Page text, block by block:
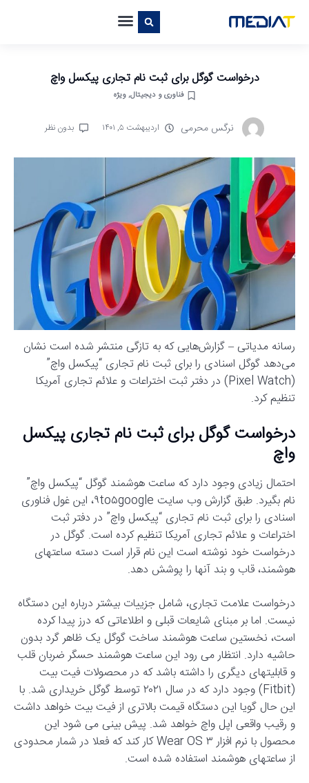
درخواست گوگل برای ثبت نام تجاری پیکسل واچ
فناوری و دیجیتال,ویژه
نرگس محرمی اردیبهشت ۵, ۱۴۰۱ بدون نظر
رسانه مدیاتی – گزارش‌هایی که به تازگی منتشر شده است نشان
می‌دهد گوگل اسنادی را برای ثبت نام تجاری “پیکسل واچ”
(Pixel Watch) در دفتر ثبت اختراعات و علائم تجاری آمریکا
تنظیم کرد.
درخواست گوگل برای ثبت نام تجاری پیکسل
واچ
احتمال زیادی وجود دارد که ساعت هوشمند گوگل “پیکسل واچ”
نام بگیرد. طبق گزارش وب سایت ۹to۵google، این غول فناوری
اسنادی را برای ثبت نام تجاری “پیکسل واچ” در دفتر ثبت
اختراعات و علائم تجاری آمریکا تنظیم کرده است. گوگل در
درخواست خود نوشته است این نام قرار است دسته ساعتهای
هوشمند، قاب و بند آنها را پوشش دهد.
درخواست علامت تجاری، شامل جزییات بیشتر درباره این دستگاه
نیست. اما بر مبنای شایعات قبلی و اطلاعاتی که درز پیدا کرده
است، نخستین ساعت هوشمند ساخت گوگل یک ظاهر گرد بدون
حاشیه دارد. انتظار می رود این ساعت هوشمند حسگر ضربان قلب
و قابلیتهای دیگری را داشته باشد که در محصولات فیت بیت
(Fitbit) وجود دارد که در سال ۲۰۲۱ توسط گوگل خریداری شد. با
این حال گویا این دستگاه قیمت بالاتری از فیت بیت خواهد داشت
و رقیب واقعی اپل واچ خواهد شد. پیش بینی می شود این
محصول با نرم افزار Wear OS ۳ کار کند که فعلا در شمار محدودی
از ساعتهای هوشمند استفاده شده است.